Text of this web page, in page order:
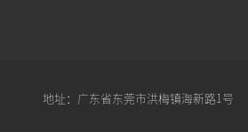
地址：广东省东莞市洪梅镇海新路1号